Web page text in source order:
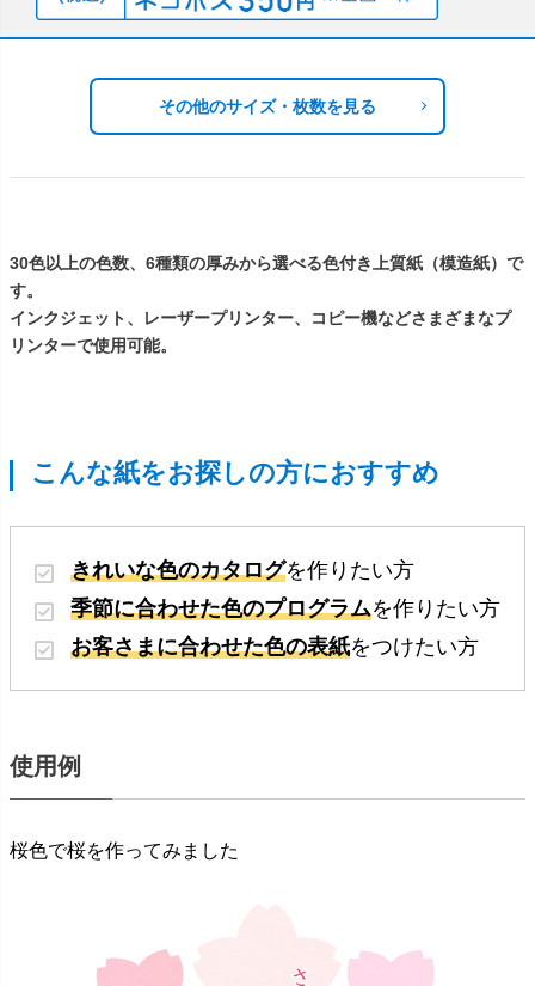
その他のサイズ・枚数を見る
30色以上の色数、6種類の厚みから選べる色付き上質紙（模造紙）で
す。
インクジェット、レーザープリンター、コピー機などさまざまなプ
リンターで使用可能。
こんな紙をお探しの方におすすめ
きれいな色のカタログを作りたい方
季節に合わせた色のプログラムを作りたい方
お客さまに合わせた色の表紙をつけたい方
使用例
桜色で桜を作ってみました